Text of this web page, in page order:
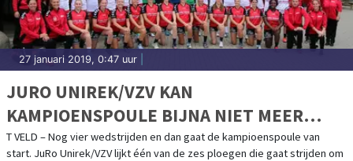
27 januari 2019, 0:47 uur
JURO UNIREK/VZV KAN
KAMPIOENSPOULE BIJNA NIET MEER
ONTLOPEN
T VELD – Nog vier wedstrijden en dan gaat de kampioenspoule van
start. JuRo Unirek/VZV lijkt één van de zes ploegen die gaat strijden om